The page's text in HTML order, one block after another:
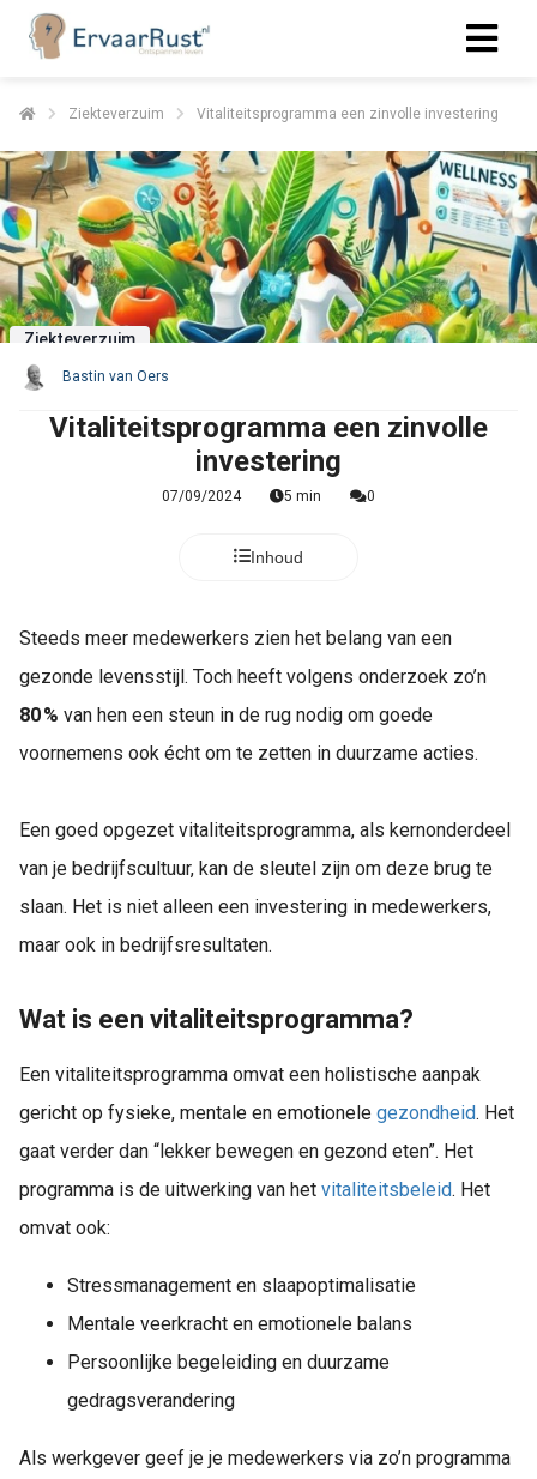
Ziekteverzuim Vitaliteitsprogramma een zinvolle investering
Ziekteverzuim
Bastin van Oers
Vitaliteitsprogramma een zinvolle
investering
07/09/2024 5 min 0
Inhoud
Steeds meer medewerkers zien het belang van een
gezonde levensstijl. Toch heeft volgens onderzoek zo’n
80 % van hen een steun in de rug nodig om goede
voornemens ook écht om te zetten in duurzame acties.
Een goed opgezet vitaliteitsprogramma, als kernonderdeel
van je bedrijfscultuur, kan de sleutel zijn om deze brug te
slaan. Het is niet alleen een investering in medewerkers,
maar ook in bedrijfsresultaten.
Wat is een vitaliteitsprogramma?
Een vitaliteitsprogramma omvat een holistische aanpak
gericht op fysieke, mentale en emotionele gezondheid. Het
gaat verder dan “lekker bewegen en gezond eten”. Het
programma is de uitwerking van het vitaliteitsbeleid. Het
omvat ook:
Stressmanagement en slaapoptimalisatie
Mentale veerkracht en emotionele balans
Persoonlijke begeleiding en duurzame
gedragsverandering
Als werkgever geef je je medewerkers via zo’n programma